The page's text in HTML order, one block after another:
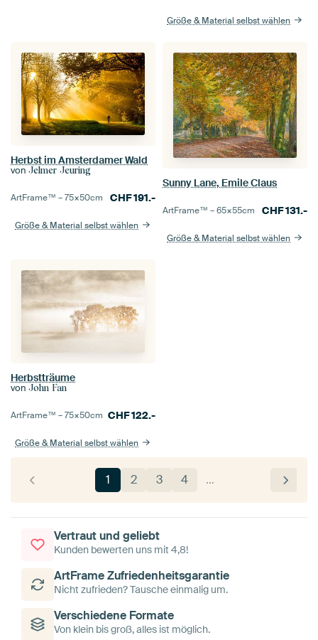
Größe & Material selbst wählen
Herbst im Amsterdamer Wald
von Jelmer Jeuring
ArtFrame™ –75×50cm CHF191.-
Größe & Material selbst wählen
Sunny Lane, Emile Claus
ArtFrame™ –65×55cm CHF131.-
Größe & Material selbst wählen
Herbstträume
von John Fan
ArtFrame™ –75×50cm CHF122.-
Größe & Material selbst wählen
1 2 3 4 …
Vertraut und geliebt
Kunden bewerten uns mit 4,8!
ArtFrame Zufriedenheitsgarantie
Nicht zufrieden? Tausche einmalig um.
Verschiedene Formate
Von klein bis groß, alles ist möglich.